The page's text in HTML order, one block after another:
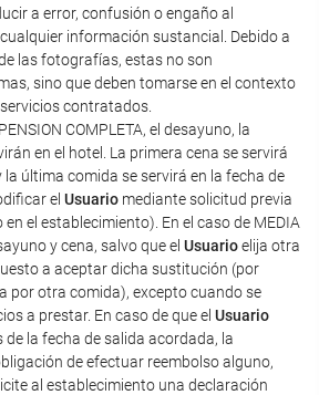
a error, confusión o engaño al
información sustancial. Debido a
las fotografías, estas no son
sino que deben tomarse en el contexto
contratados.
COMPLETA, el desayuno, la
en el hotel. La primera cena se servirá
última comida se servirá en la fecha de
el Usuario mediante solicitud previa
el establecimiento). En el caso de MEDIA
y cena, salvo que el Usuarioelija otra
a aceptar dicha sustitución (por
por otra comida), excepto cuando se
a prestar. En caso de que el Usuario
la fecha de salida acordada, la
de efectuar reembolso alguno,
al establecimiento una declaración